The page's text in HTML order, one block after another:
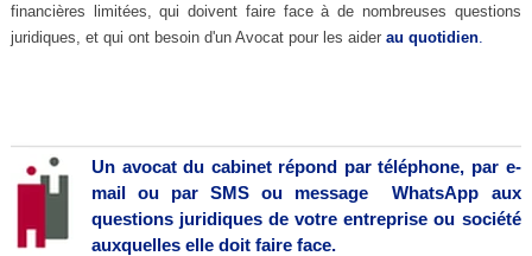
financières limitées, qui doivent faire face à de nombreuses questions
juridiques, et qui ont besoin d'un Avocat pour les aider au quotidien
Un avocat du cabinet répond par téléphone, par e-
mail ou par SMS ou message WhatsApp aux
questions juridiques de votre entreprise ou société
auxquelles elle doit faire face.